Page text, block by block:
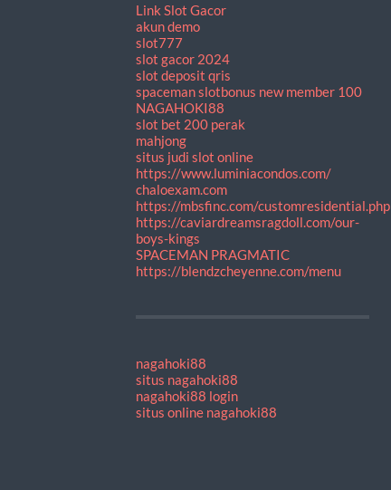
Link Slot Gacor
akun demo
slot777
slot gacor 2024
slot deposit qris
spaceman slotbonus new member 100
NAGAHOKI88
slot bet 200 perak
mahjong
situs judi slot online
https://www.luminiacondos.com/
chaloexam.com
https://mbsfinc.com/customresidential.php
https://caviardreamsragdoll.com/our-
boys-kings
SPACEMAN PRAGMATIC
https://blendzcheyenne.com/menu
nagahoki88
situs nagahoki88
nagahoki88 login
situs online nagahoki88